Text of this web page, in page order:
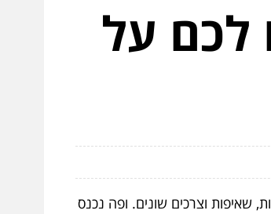
לכם על
שאיפות וצרכים שונים. ופה נכנס